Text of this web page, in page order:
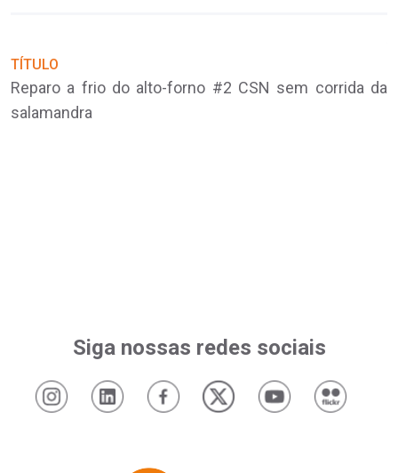
TÍTULO
Reparo a frio do alto-forno #2 CSN sem corrida da
salamandra
Siga nossas redes sociais